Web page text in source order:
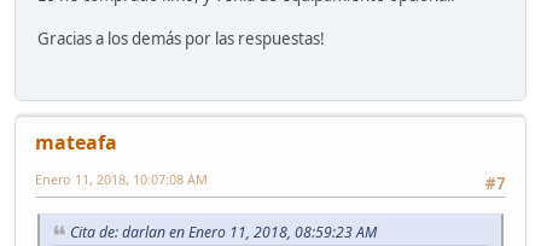
Gracias a los demás por las respuestas!
mateafa
#7
Enero 11, 2018, 10:07:08 AM
Cita de: darlan en Enero 11, 2018, 08:59:23 AM